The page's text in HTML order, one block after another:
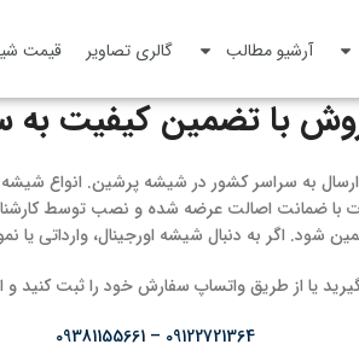
آرشیو مطالب گالری تصاویر قیمت
با تضمین کیفیت به
به سراسر کشور در شیشه پرشین. انواع شیشه
با ضمانت اصالت عرضه شده و نصب توسط
شود. اگر به دنبال شیشه اورجینال، وارداتی یا
یا از طریق واتساپ سفارش خود را ثبت کنید و
09122721364 – 09381155661